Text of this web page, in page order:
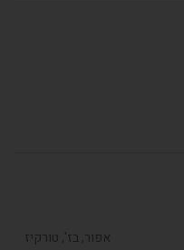
אפור, בז', טורקיז